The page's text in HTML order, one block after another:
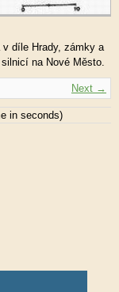
v díle Hrady, zámky a
na Nové Město.
Next →
in seconds)